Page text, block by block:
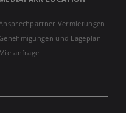
Vermietungen
Genehmigungen und Lageplan
Mietanfrage